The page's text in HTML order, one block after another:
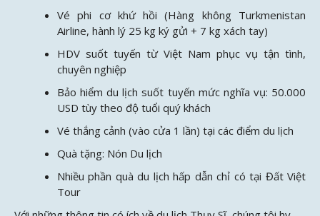
Vé phi cơ khứ hồi (Hàng không Turkmenistan
Airline, hành lý 25 kg ký gửi + 7 kg xách tay)
HDV suốt tuyến từ Việt Nam phục vụ tận tình,
chuyên nghiệp
Bảo hiểm du lịch suốt tuyến mức nghĩa vụ: 50.000
USD tùy theo độ tuổi quý khách
Vé thắng cảnh (vào cửa 1 lần) tại các điểm du lịch
Quà tặng: Nón Du lịch
Nhiều phần quà du lịch hấp dẫn chỉ có tại Đất Việt
Tour